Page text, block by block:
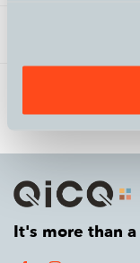
It's more than a